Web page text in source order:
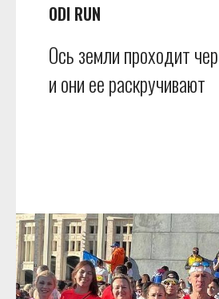
ODI RUN
Ось земли проходит
и они ее раскручивают